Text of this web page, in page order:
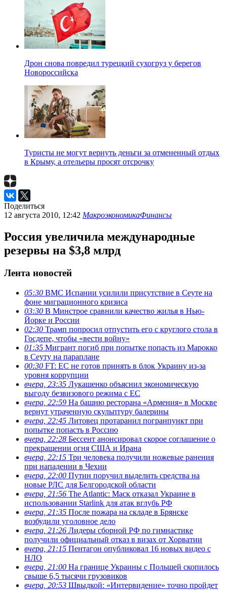
Дрон снова повредил турецкий сухогруз у берегов
Новороссийска
Туристы не могут вернуть деньги за отмененный отдых
в Крыму, а отельеры просят отсрочку
Поделиться
12 августа 2010, 12:42 МакроэкономикаФинансы
Россия увеличила международные
резервы на $3,8 млрд
Лента новостей
05:30 ВМС Испании усилили присутствие в Сеуте на
фоне миграционного кризиса
03:30 В Минстрое сравнили качество жилья в Нью-
Йорке и России
02:30 Трамп попросил отпустить его с круглого стола в
Госдепе, чтобы «вести войну»
01:35 Мигрант погиб при попытке попасть из Марокко
в Сеуту на параплане
00:30 FT: ЕС не готов принять в блок Украину из-за
уровня коррупции
вчера, 23:35 Лукашенко объяснил экономическую
выгоду безвизового режима с ЕС
вчера, 22:59 На башню ресторана «Армения» в Москве
вернут утраченную скульптуру балерины
вчера, 22:45 Литовец протаранил погранпункт при
попытке попасть в Россию
вчера, 22:28 Бессент анонсировал скорое соглашение о
прекращении огня США и Ирана
вчера, 22:15 Три человека получили ножевые ранения
при нападении в Чехии
вчера, 22:00 Путин поручил выделить средства на
новые РЛС для Белгородской области
вчера, 21:56 The Atlantic: Маск отказал Украине в
использовании Starlink для атак вглубь РФ
вчера, 21:35 После пожара на складе в Брянске
возбудили уголовное дело
вчера, 21:26 Лидеры сборной РФ по гимнастике
получили официальный отказ в визах от Хорватии
вчера, 21:15 Пентагон опубликовал 16 новых видео с
НЛО
вчера, 21:00 На границе Украины с Польшей скопилось
свыше 6,5 тысячи грузовиков
вчера, 20:53 Швыдкой: «Интервидение» точно пройдет